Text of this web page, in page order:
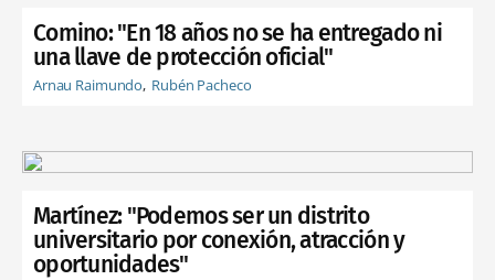
Comino: "En 18 años no se ha entregado ni
una llave de protección oficial"
Arnau Raimundo Rubén Pacheco
Martínez: "Podemos ser un distrito
universitario por conexión, atracción y
oportunidades"